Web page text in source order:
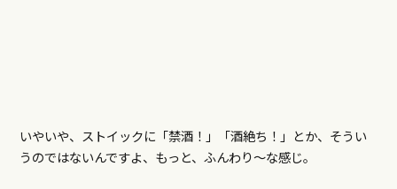
いやいや、ストイックに「禁酒！」「酒絶ち！」とか、そうい
うのではないんですよ、もっと、ふんわり～な感じ。